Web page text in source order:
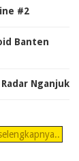
#2
Banten
Nganjuk